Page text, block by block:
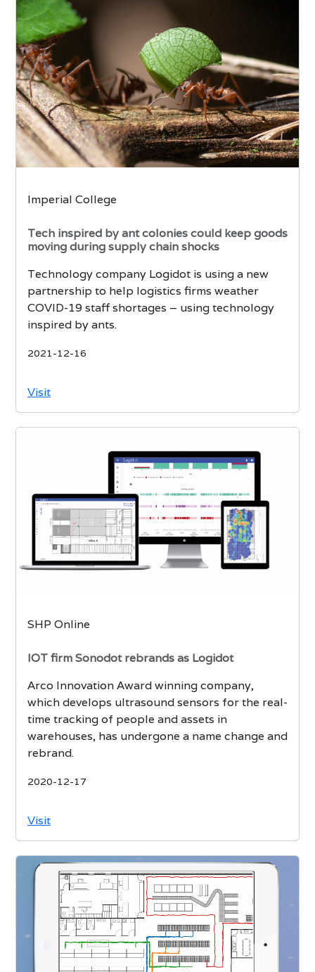
Imperial College
Tech inspired by ant colonies could keep goods
moving during supply chain shocks
Technology company Logidot is using a new
partnership to help logistics firms weather
COVID-19 staff shortages – using technology
inspired by ants.
2021-12-16
Visit
SHP Online
IOT firm Sonodot rebrands as Logidot
Arco Innovation Award winning company,
which develops ultrasound sensors for the real-
time tracking of people and assets in
warehouses, has undergone a name change and
rebrand.
2020-12-17
Visit